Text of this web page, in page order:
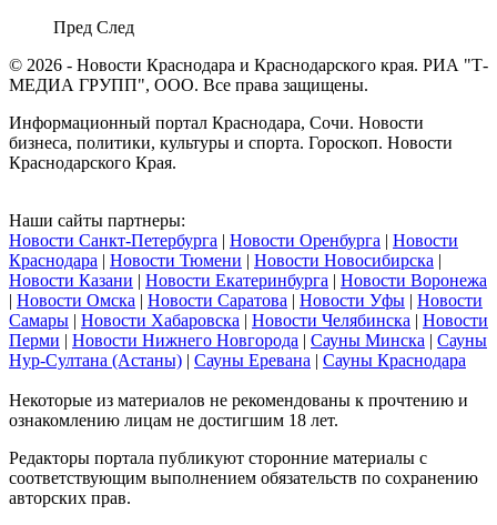
Пред След
© 2026 - Новости Краснодара и Краснодарского края. РИА "Т-
МЕДИА ГРУПП", ООО. Все права защищены.
Информационный портал Краснодара, Сочи. Новости
бизнеса, политики, культуры и спорта. Гороскоп. Новости
Краснодарского Края.
Наши сайты партнеры:
Новости Санкт-Петербурга | Новости Оренбурга | Новости
Краснодара | Новости Тюмени | Новости Новосибирска |
Новости Казани | Новости Екатеринбурга | Новости Воронежа
| Новости Омска | Новости Саратова | Новости Уфы | Новости
Самары | Новости Хабаровска | Новости Челябинска | Новости
Перми | Новости Нижнего Новгорода | Сауны Минска | Сауны
Нур-Султана (Астаны) | Сауны Еревана | Сауны Краснодара
Некоторые из материалов не рекомендованы к прочтению и
ознакомлению лицам не достигшим 18 лет.
Редакторы портала публикуют сторонние материалы с
соответствующим выполнением обязательств по сохранению
авторских прав.